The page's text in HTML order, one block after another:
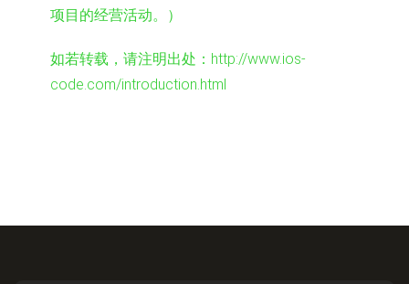
项目的经营活动。）
如若转载，请注明出处：http://www.ios-
code.com/introduction.html